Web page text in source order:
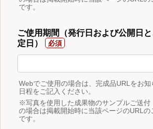
です。
ご使用期間（発行日および公開日
定日）
Webでご使用の場合は、完成品URLをお知
日程をご記入ください。
※写真を使用した成果物のサンプルご送付
の場合は掲載開始時に当該ページのURLの
です。